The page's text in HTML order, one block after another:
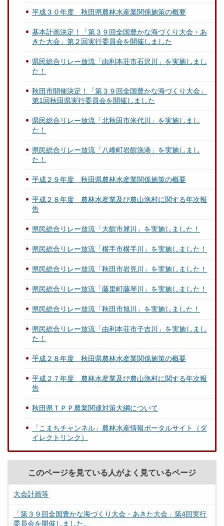
平成３０年度 秋田県農林水産業関係施策の概要
基本計画決定！「第３９回全国豊かな海づくり大会・あ
きた大会」第２回実行委員会を開催しました
県民総合リレー放流「由利本荘市石沢川」を実施しまし
た！
秋田市開催決定！「第３９回全国豊かな海づくり大会」
第1回秋田県実行委員会を開催しました
県民総合リレー放流「北秋田市米代川」を実施しまし
た！
県民総合リレー放流「八峰町岩館漁港」を実施しまし
た！
平成２９年度 秋田県農林水産業関係施策の概要
平成２８年度 農林水産業及び農山漁村に関する年次報
告
県民総合リレー放流「大館市犀川」を実施しました！
県民総合リレー放流「横手市横手川」を実施しました！
県民総合リレー放流「秋田市岩見川」を実施しました！
県民総合リレー放流「藤里町藤琴川」を実施しました！
県民総合リレー放流「秋田市旭川」を実施しました！
県民総合リレー放流「由利本荘市子吉川」を実施しまし
た！
平成２８年度 秋田県農林水産業関係施策の概要
平成２７年度 農林水産業及び農山漁村に関する年次報
告
秋田県ＴＰＰ農業関連対策大綱について
「こまちチャンネル」農林水産情報ポータルサイト（ダ
イレクトリンク）
このページを見ている人がよく見ているページ
大会計画等
「第３９回全国豊かな海づくり大会・あきた大会」第4回実行
委員会を開催しました。